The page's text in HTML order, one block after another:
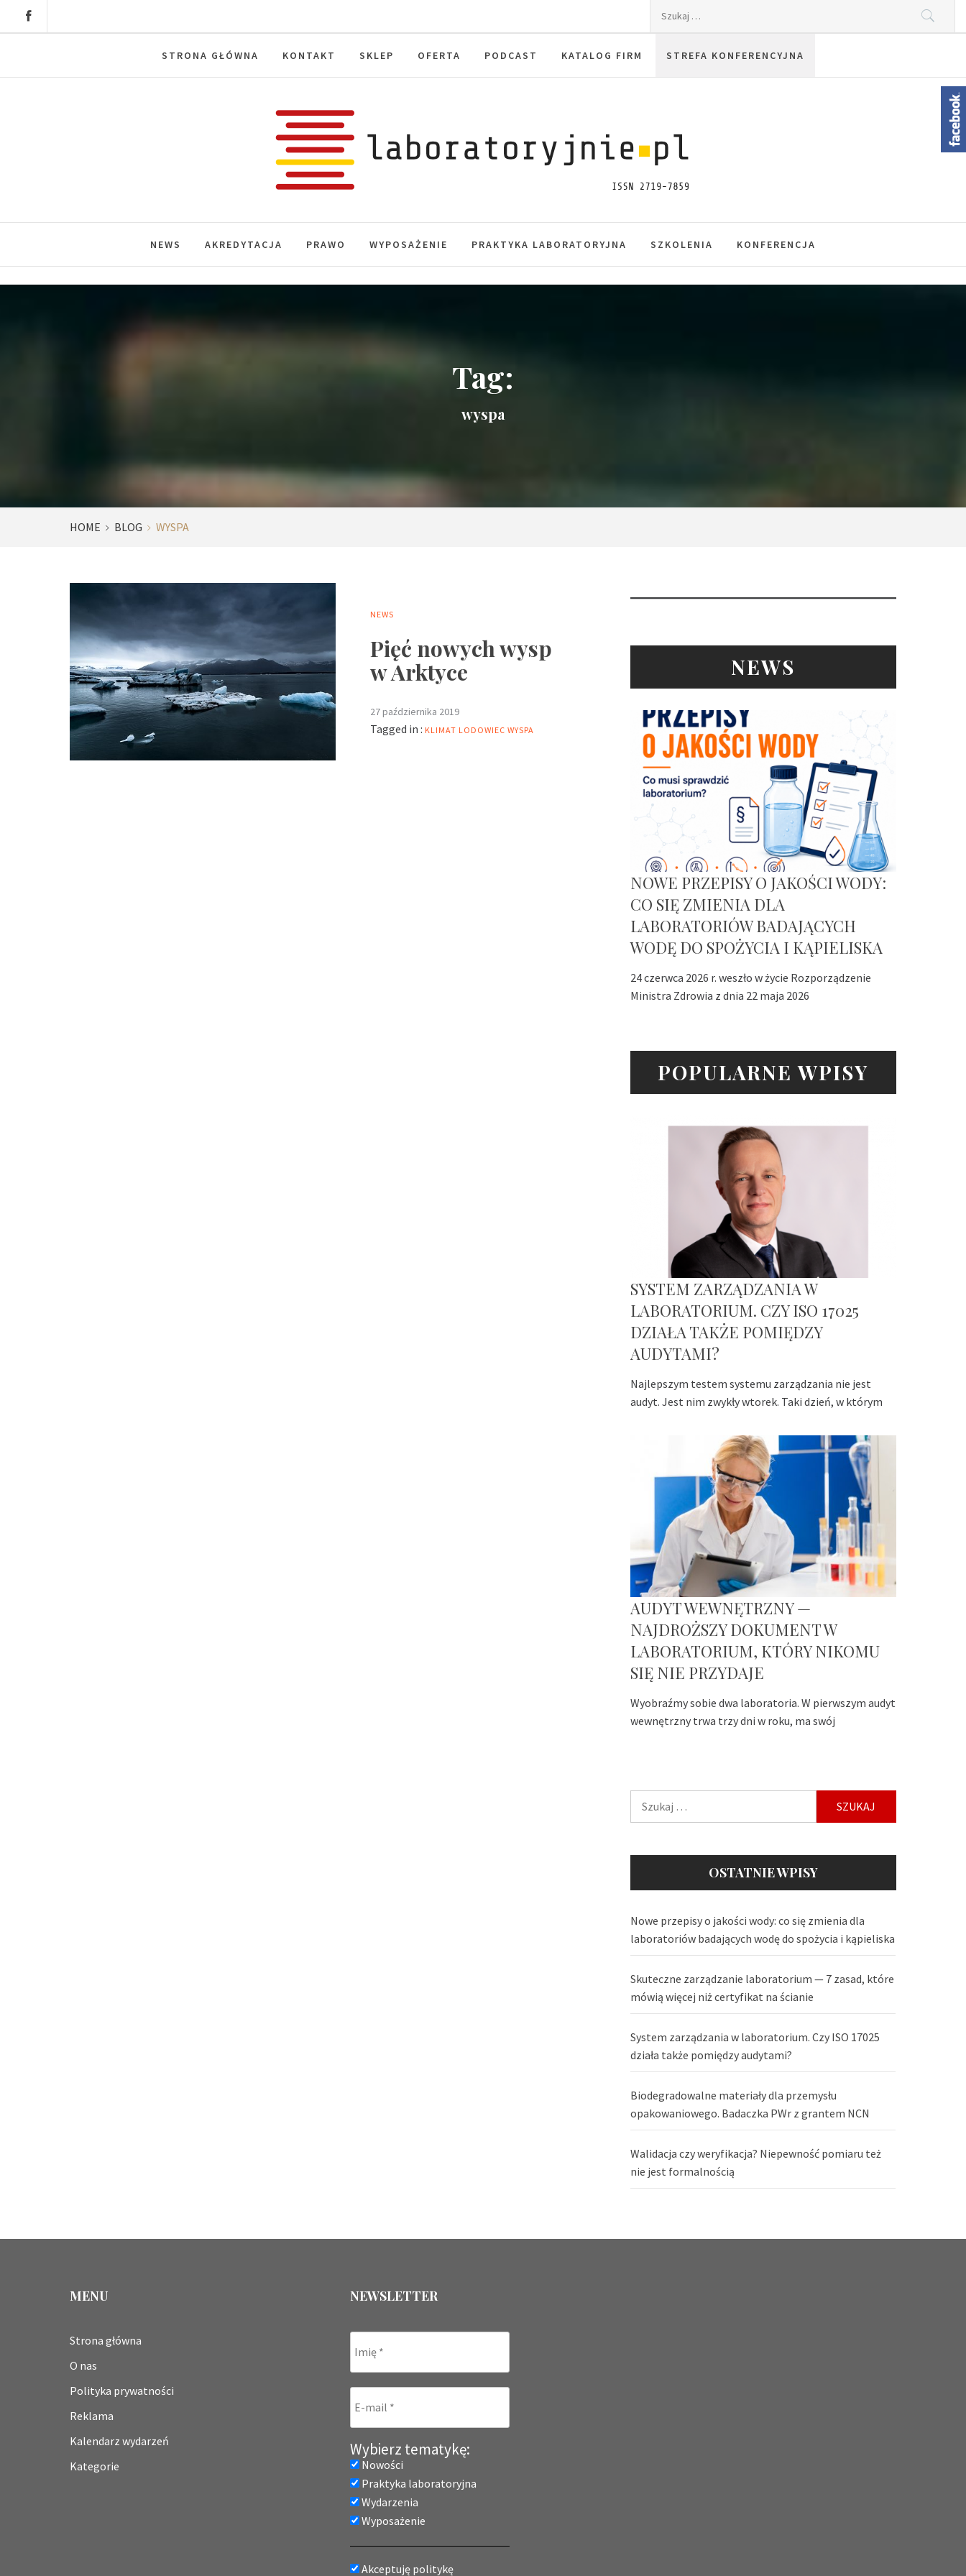
STRONA GŁÓWNA KONTAKT SKLEP OFERTA PODCAST KATALOG FIRM STREFA KONFERENCYJNA
Laboratoryjnie.pl
NEWS AKREDYTACJA PRAWO WYPOSAŻENIE PRAKTYKA LABORATORYJNA SZKOLENIA KONFERENCJA
Tag:
wyspa
HOME BLOG WYSPA
NEWS
Pięć nowych wysp
w Arktyce
27 października 2019
Tagged in : KLIMAT LODOWIEC WYSPA
NEWS
NOWE PRZEPISY O JAKOŚCI WODY:
CO SIĘ ZMIENIA DLA
LABORATORIÓW BADAJĄCYCH
WODĘ DO SPOŻYCIA I KĄPIELISKA
24 czerwca 2026 r. weszło w życie Rozporządzenie
Ministra Zdrowia z dnia 22 maja 2026
POPULARNE WPISY
SYSTEM ZARZĄDZANIA W
LABORATORIUM. CZY ISO 17025
DZIAŁA TAKŻE POMIĘDZY
AUDYTAMI?
Najlepszym testem systemu zarządzania nie jest
audyt. Jest nim zwykły wtorek. Taki dzień, w którym
AUDYT WEWNĘTRZNY —
NAJDROŻSZY DOKUMENT W
LABORATORIUM, KTÓRY NIKOMU
SIĘ NIE PRZYDAJE
Wyobraźmy sobie dwa laboratoria. W pierwszym audyt
wewnętrzny trwa trzy dni w roku, ma swój
OSTATNIE WPISY
Nowe przepisy o jakości wody: co się zmienia dla
laboratoriów badających wodę do spożycia i kąpieliska
Skuteczne zarządzanie laboratorium — 7 zasad, które
mówią więcej niż certyfikat na ścianie
System zarządzania w laboratorium. Czy ISO 17025
działa także pomiędzy audytami?
Biodegradowalne materiały dla przemysłu
opakowaniowego. Badaczka PWr z grantem NCN
Walidacja czy weryfikacja? Niepewność pomiaru też
nie jest formalnością
MENU
Strona główna
O nas
Polityka prywatności
Reklama
Kalendarz wydarzeń
Kategorie
NEWSLETTER
Wybierz tematykę:
Nowości
Praktyka laboratoryjna
Wydarzenia
Wyposażenie
Akceptuję politykę